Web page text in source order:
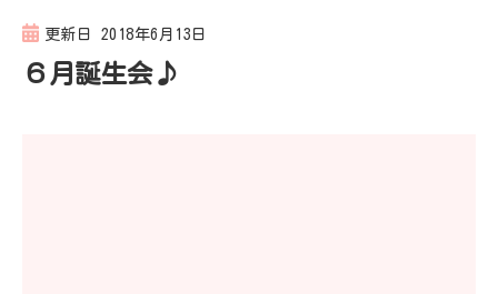
更新日 2018年6月13日
６月誕生会♪